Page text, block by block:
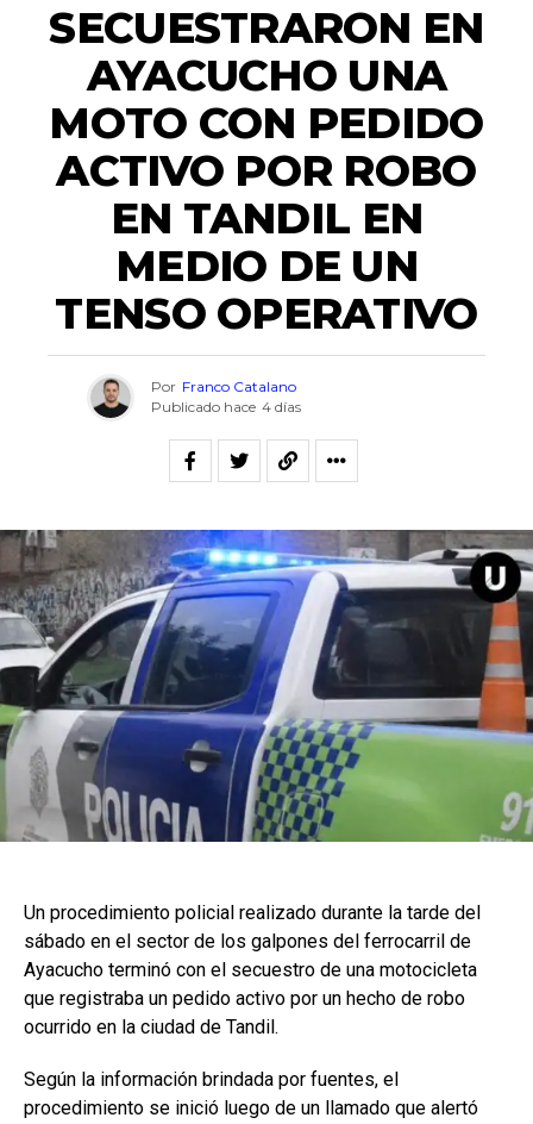
SECUESTRARON EN
AYACUCHO UNA
MOTO CON PEDIDO
ACTIVO POR ROBO
EN TANDIL EN
MEDIO DE UN
TENSO OPERATIVO
Por Franco Catalano
Publicado hace 4 días
Un procedimiento policial realizado durante la tarde del
sábado en el sector de los galpones del ferrocarril de
Ayacucho terminó con el secuestro de una motocicleta
que registraba un pedido activo por un hecho de robo
ocurrido en la ciudad de Tandil.
Según la información brindada por fuentes, el
procedimiento se inició luego de un llamado que alertó